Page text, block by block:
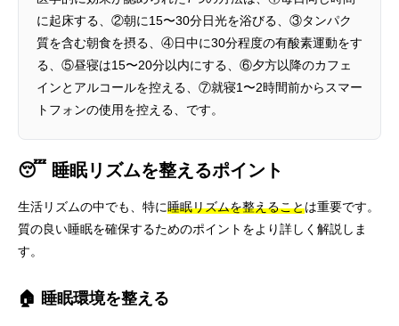
に起床する、②朝に15〜30分日光を浴びる、③タンパク
質を含む朝食を摂る、④日中に30分程度の有酸素運動をす
る、⑤昼寝は15〜20分以内にする、⑥夕方以降のカフェ
インとアルコールを控える、⑦就寝1〜2時間前からスマー
トフォンの使用を控える、です。
😴 睡眠リズムを整えるポイント
生活リズムの中でも、特に睡眠リズムを整えることは重要です。
質の良い睡眠を確保するためのポイントをより詳しく解説しま
す。
🏠 睡眠環境を整える